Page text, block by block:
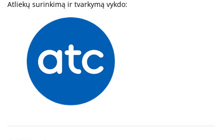
Atliekų surinkimą ir tvarkymą vykdo: